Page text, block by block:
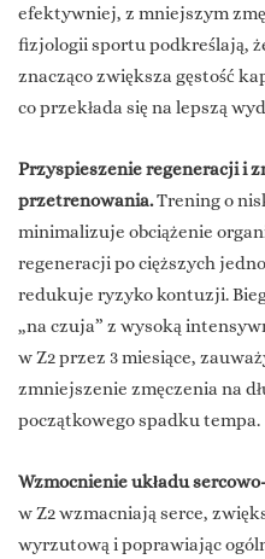
efektywniej, z mniejszym
fizjologii sportu podkreślają,
znacząco zwiększa gęstość
co przekłada się na lepszą
Przyspieszenie regeneracji i
przetrenowania.Trening o
minimalizuje obciążenie
regeneracji po cięższych
redukuje ryzyko kontuzji.
„na czuja” z wysoką
w Z2 przez 3 miesiące,
zmniejszenie zmęczenia na
początkowego spadku tempa.
Wzmocnienie układu
w Z2 wzmacniają serce,
wyrzutową i poprawiając